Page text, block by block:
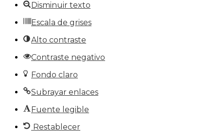
Disminuir texto
Escala de grises
Alto contraste
Contraste negativo
Fondo claro
Subrayar enlaces
Fuente legible
Restablecer